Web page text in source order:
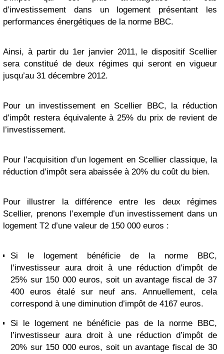
d’investissement dans un logement présentant les
performances énergétiques de la norme BBC.
Ainsi, à partir du 1er janvier 2011, le dispositif Scellier
sera constitué de deux régimes qui seront en vigueur
jusqu’au 31 décembre 2012.
Pour un investissement en Scellier BBC, la réduction
d’impôt restera équivalente à 25% du prix de revient de
l’investissement.
Pour l’acquisition d’un logement en Scellier classique, la
réduction d’impôt sera abaissée à 20% du coût du bien.
Pour illustrer la différence entre les deux régimes
Scellier, prenons l’exemple d’un investissement dans un
logement T2 d’une valeur de 150 000 euros :
Si le logement bénéficie de la norme BBC,
l’investisseur aura droit à une réduction d’impôt de
25% sur 150 000 euros, soit un avantage fiscal de 37
400 euros étalé sur neuf ans. Annuellement, cela
correspond à une diminution d’impôt de 4167 euros.
Si le logement ne bénéficie pas de la norme BBC,
l’investisseur aura droit à une réduction d’impôt de
20% sur 150 000 euros, soit un avantage fiscal de 30